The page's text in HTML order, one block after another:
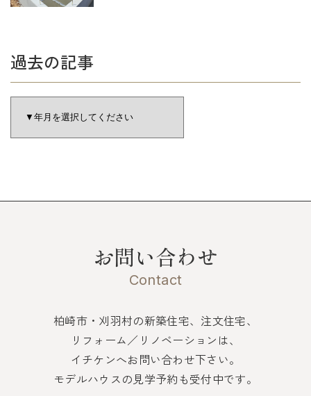
過去の記事
お問い合わせ
Contact
柏崎市・刈羽村の新築住宅、注文住宅、
リフォーム／リノベーションは、
イチケンへお問い合わせ下さい。
モデルハウスの見学予約も受付中です。